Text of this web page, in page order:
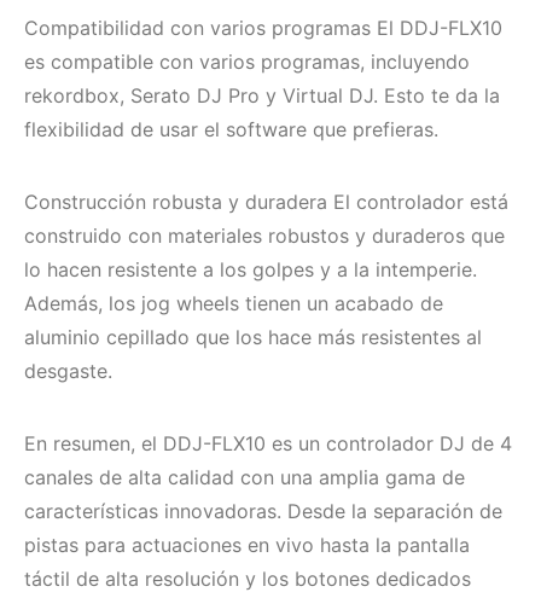
Compatibilidad con varios programas El DDJ-FLX10
es compatible con varios programas, incluyendo
rekordbox, Serato DJ Pro y Virtual DJ. Esto te da la
flexibilidad de usar el software que prefieras.
Construcción robusta y duradera El controlador está
construido con materiales robustos y duraderos que
lo hacen resistente a los golpes y a la intemperie.
Además, los jog wheels tienen un acabado de
aluminio cepillado que los hace más resistentes al
desgaste.
En resumen, el DDJ-FLX10 es un controlador DJ de 4
canales de alta calidad con una amplia gama de
características innovadoras. Desde la separación de
pistas para actuaciones en vivo hasta la pantalla
táctil de alta resolución y los botones dedicados